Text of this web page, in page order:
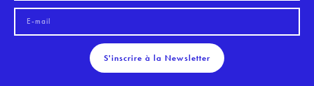
S'inscrire à la Newsletter